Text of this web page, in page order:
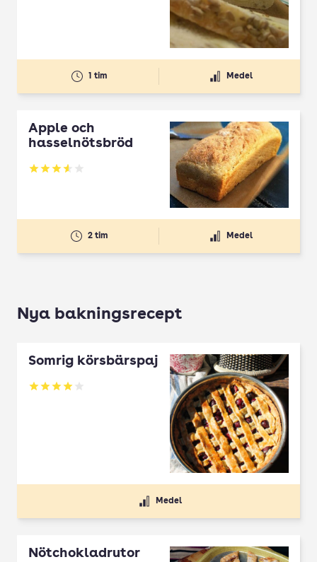
1 tim Medel
Äpple och
hasselnötsbröd
Betyg: 3.59 av 5
2 tim Medel
Nya bakningsrecept
Somrig körsbärspaj
Betyg: 4 av 5
Medel
Nötchokladrutor